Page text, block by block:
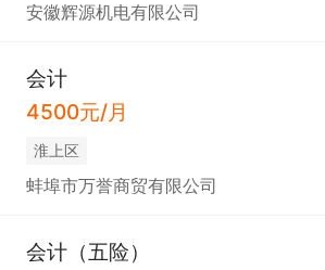
安徽辉源机电有限公司
会计
4500元/月
淮上区
蚌埠市万誉商贸有限公司
会计（五险）